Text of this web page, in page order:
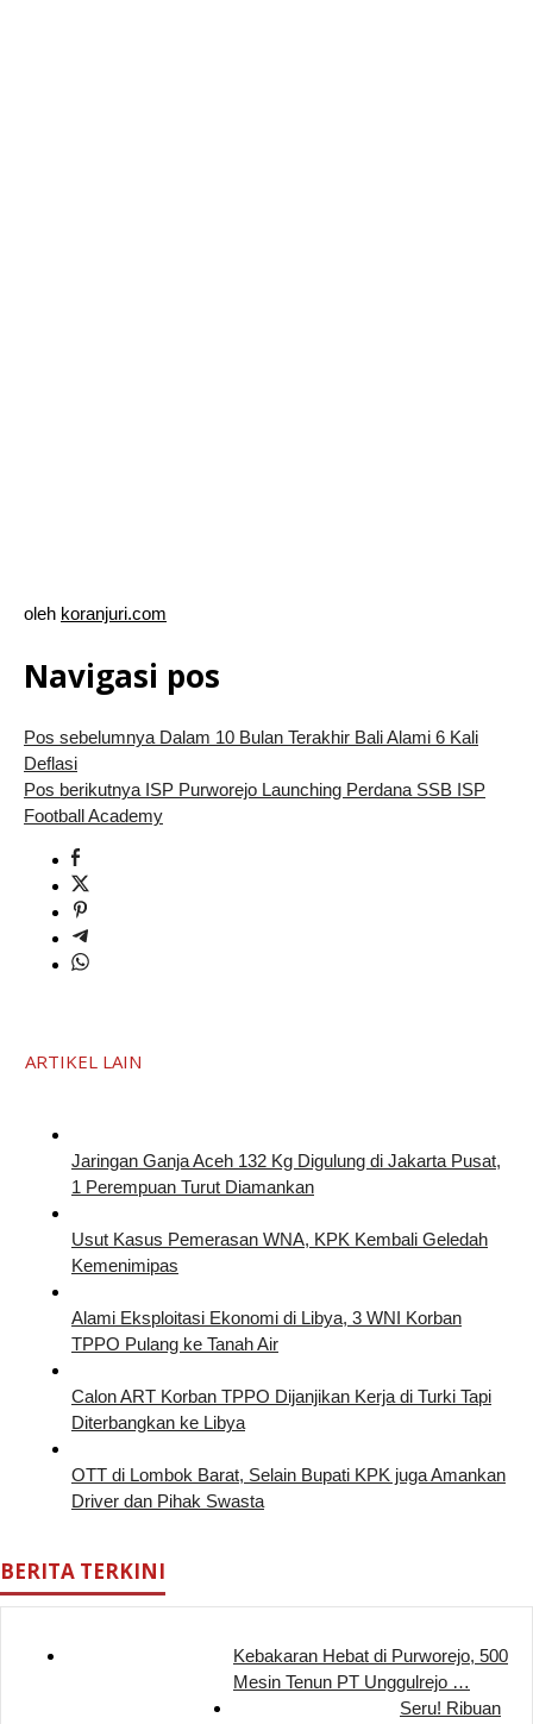
oleh koranjuri.com
Navigasi pos
Pos sebelumnyaDalam 10 Bulan Terakhir Bali Alami 6 Kali
Deflasi
Pos berikutnyaISP Purworejo Launching Perdana SSB ISP
Football Academy
ARTIKEL LAIN
Jaringan Ganja Aceh 132 Kg Digulung di Jakarta Pusat,
1 Perempuan Turut Diamankan
Usut Kasus Pemerasan WNA, KPK Kembali Geledah
Kemenimipas
Alami Eksploitasi Ekonomi di Libya, 3 WNI Korban
TPPO Pulang ke Tanah Air
Calon ART Korban TPPO Dijanjikan Kerja di Turki Tapi
Diterbangkan ke Libya
OTT di Lombok Barat, Selain Bupati KPK juga Amankan
Driver dan Pihak Swasta
BERITA TERKINI
Kebakaran Hebat di Purworejo, 500
Mesin Tenun PT Unggulrejo …
Seru! Ribuan